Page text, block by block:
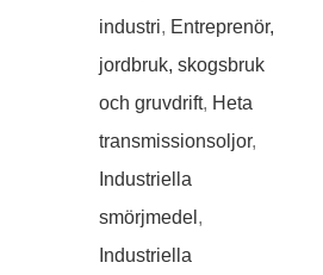
industri, Entreprenör,
jordbruk, skogsbruk
och gruvdrift, Heta
transmissionsoljor,
Industriella
smörjmedel ,
Industriella